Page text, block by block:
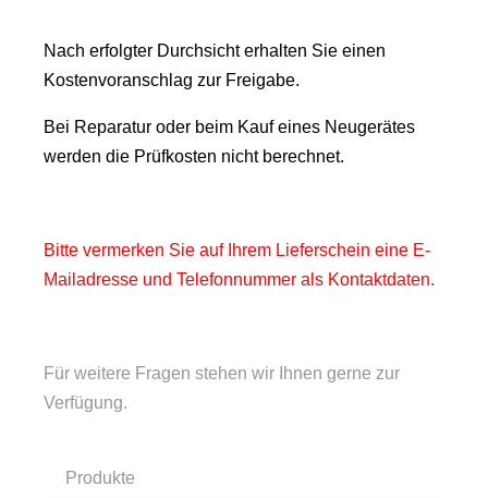
Nach erfolgter Durchsicht erhalten Sie einen
Kostenvoranschlag zur Freigabe.
Bei Reparatur oder beim Kauf eines Neugerätes
werden die Prüfkosten nicht berechnet.
Bitte vermerken Sie auf Ihrem Lieferschein eine E-
Mailadresse und Telefonnummer als Kontaktdaten.
Für weitere Fragen stehen wir Ihnen gerne zur
Verfügung.
Produkte